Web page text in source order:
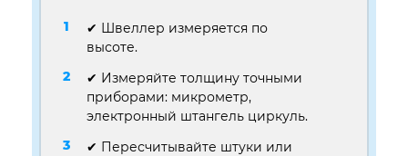
✔ Швеллер измеряется по
высоте.
✔ Измеряйте толщину точными
приборами: микрометр,
электронный штангель циркуль.
✔ Пересчитывайте штуки или